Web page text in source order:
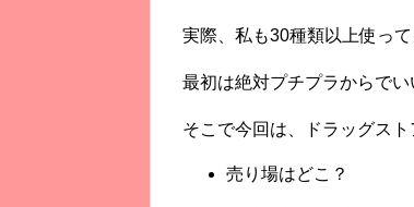
実際、私も30種類以上使って
最初は絶対プチプラからでい
そこで今回は、ドラッグス
売り場はどこ？